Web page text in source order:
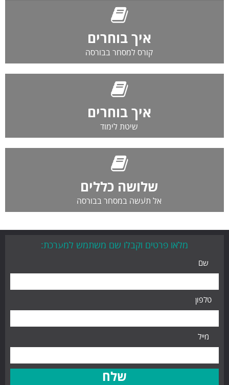
איך בוחרים
קורס למסחר בבורסה
איך בוחרים
שיטת לימוד
שלושה כללים
אל תעשה במסחר בבורסה
מלאו פרטים וקבלו שם משתמש למערכת:
שם
טלפון
מייל